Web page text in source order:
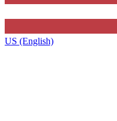
US (English)